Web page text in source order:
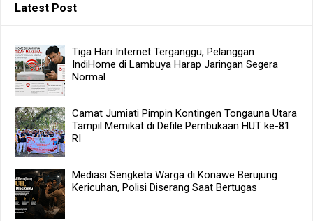
Latest Post
Tiga Hari Internet Terganggu, Pelanggan
IndiHome di Lambuya Harap Jaringan Segera
Normal
Camat Jumiati Pimpin Kontingen Tongauna Utara
Tampil Memikat di Defile Pembukaan HUT ke-81
RI
Mediasi Sengketa Warga di Konawe Berujung
Kericuhan, Polisi Diserang Saat Bertugas